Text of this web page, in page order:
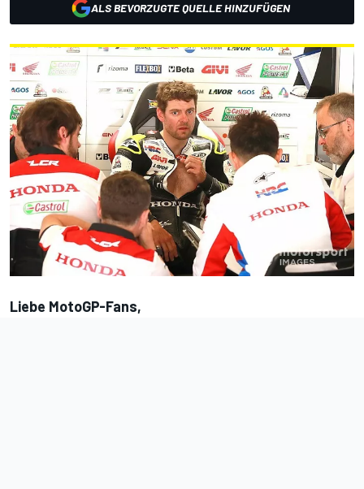
ALS BEVORZUGTE QUELLE HINZUFÜGEN
Liebe MotoGP-Fans,